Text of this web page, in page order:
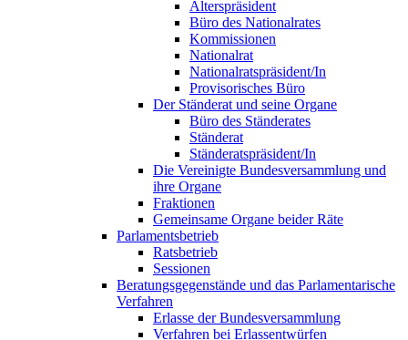
Alterspräsident
Büro des Nationalrates
Kommissionen
Nationalrat
Nationalratspräsident/In
Provisorisches Büro
Der Ständerat und seine Organe
Büro des Ständerates
Ständerat
Ständeratspräsident/In
Die Vereinigte Bundesversammlung und
ihre Organe
Fraktionen
Gemeinsame Organe beider Räte
Parlamentsbetrieb
Ratsbetrieb
Sessionen
Beratungsgegenstände und das Parlamentarische
Verfahren
Erlasse der Bundesversammlung
Verfahren bei Erlassentwürfen